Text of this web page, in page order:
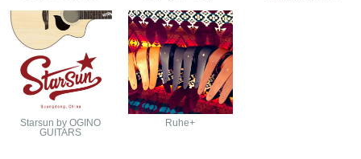
Starsun by OGINO
GUITARS
Ruhe+